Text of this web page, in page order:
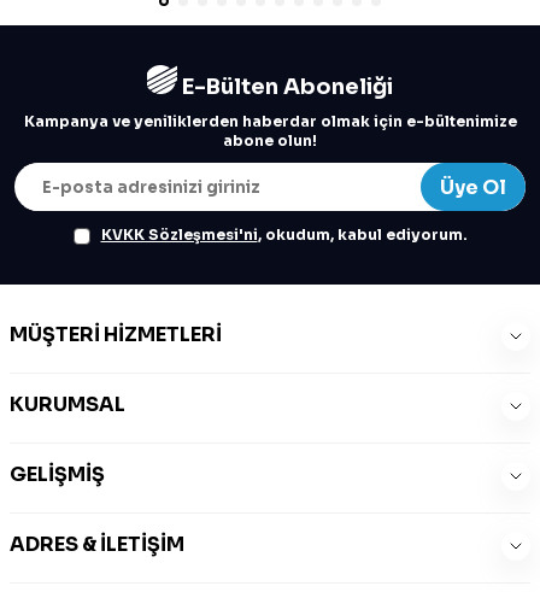
E-Bülten Aboneliği
Kampanya ve yeniliklerden haberdar olmak için e-bültenimize
abone olun!
Üye Ol
KVKK Sözleşmesi'ni, okudum, kabul ediyorum.
MÜŞTERI HIZMETLERI
KURUMSAL
GELIŞMIŞ
ADRES & İLETIŞIM